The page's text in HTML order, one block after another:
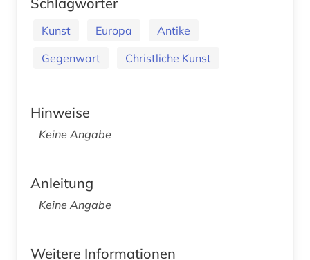
Kunst Europa
Antike
Gegenwart
Christliche Kunst
Hinweise
Keine Angabe
Anleitung
Keine Angabe
Weitere Informationen